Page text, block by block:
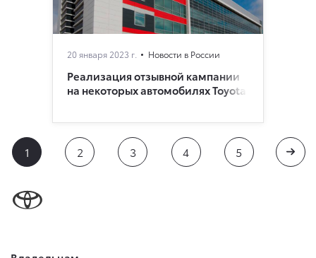
20 января 2023 г. Новости в России
Реализация отзывной кампании
на некоторых автомобилях Toyota
1 2 3 4 5